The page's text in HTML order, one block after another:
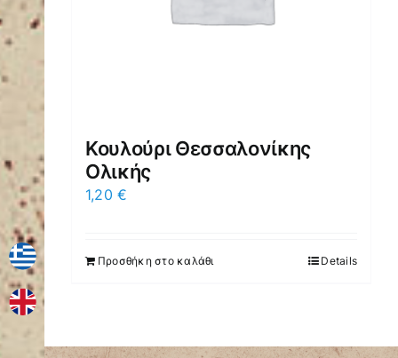
Κουλούρι Θεσσαλονίκης
Ολικής
1,20€
Προσθήκη στο καλάθι Details